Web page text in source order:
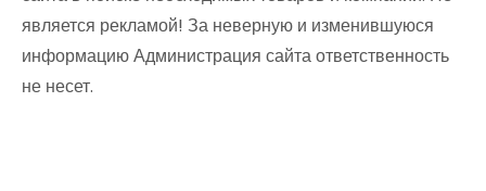
является рекламой! За неверную и изменившуюся
информацию Администрация сайта ответственность
не несет.